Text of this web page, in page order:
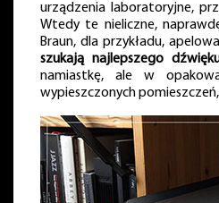
urządzenia laboratoryjne,
Wtedy te nieliczne,
Braun, dla przykładu,
szukają najlepszego
namiastkę, ale w
wypieszczonych